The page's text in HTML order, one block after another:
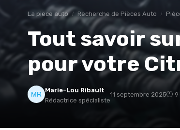
La piece auto Recherche de Pièces Auto
Tout savoir
pour votre
Marie-Lou Ribault
Rédactrice spécialiste
11 septembre 2025 9